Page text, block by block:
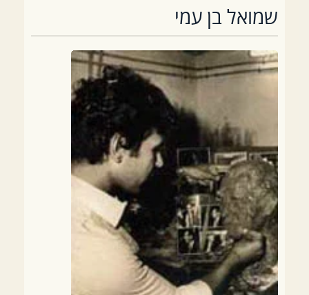
שמואל בן עמי